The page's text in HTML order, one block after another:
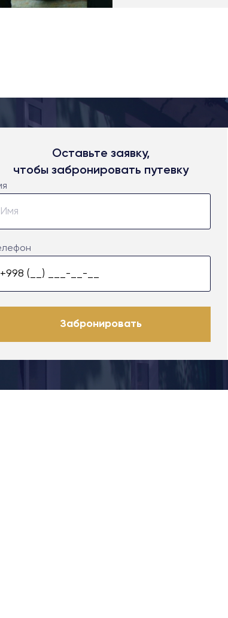
Оставьте заявку,
чтобы забронировать путевку
Забронировать